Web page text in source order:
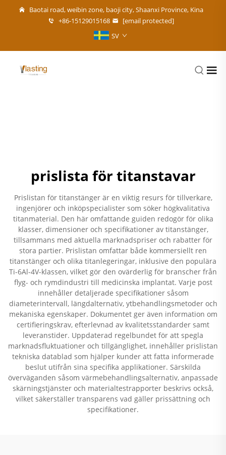
Baotai road, weibin zone, baoji city, Shaanxi Province, Kina
+86-15129015168
[email protected]
SV
prislista för titanstavar
Prislistan för titanstänger är en viktig resurs för tillverkare,
ingenjörer och inköpspecialister som söker högkvalitativa
titanmaterial. Den här omfattande guiden redogör för olika
klasser, dimensioner och specifikationer av titanstänger,
tillsammans med aktuella marknadspriser och rabatter för
stora partier. Prislistan omfattar både kommersiellt ren
titanstänger och olika titanlegeringar, inklusive den populära
Ti-6Al-4V-klassen, vilket gör den ovärderlig för branscher från
flyg- och rymdindustri till medicinska implantat. Varje post
innehåller detaljerade specifikationer såsom
diameterintervall, längdalternativ, ytbehandlingsmetoder och
mekaniska egenskaper. Dokumentet ger även information om
certifieringskrav, efterlevnad av kvalitetsstandarder samt
leveranstider. Uppdaterad regelbundet för att spegla
marknadsfluktuationer och tillgänglighet, innehåller prislistan
tekniska datablad som hjälper kunder att fatta informerade
beslut utifrån sina specifika applikationer. Särskilda
överväganden såsom värmebehandlingsalternativ, anpassade
skärningstjänster och materialtestrapporter beskrivs också,
vilket säkerställer transparens vad gäller prissättning och
specifikationer.